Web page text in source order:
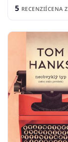
5 RECENZIÍCENA Z